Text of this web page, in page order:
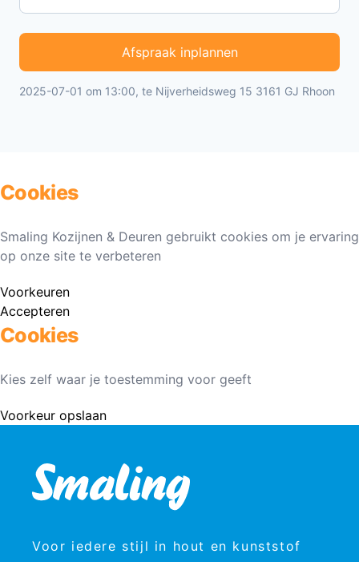
Afspraak inplannen
2025-07-01 om 13:00, te Nijverheidsweg 15 3161 GJ Rhoon
Cookies
Smaling Kozijnen & Deuren gebruikt cookies om je ervaring
op onze site te verbeteren
Voorkeuren
Accepteren
Cookies
Kies zelf waar je toestemming voor geeft
Voorkeur opslaan
Voor iedere stijl in hout en kunststof